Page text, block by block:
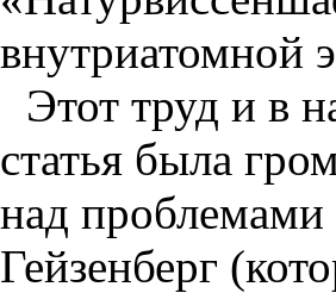
внутриатомной
Этот труд и в
статья была
над проблемами
Гейзенберг